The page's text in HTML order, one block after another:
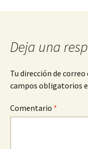
Deja una
Tu dirección de
campos obligatorios
Comentario *